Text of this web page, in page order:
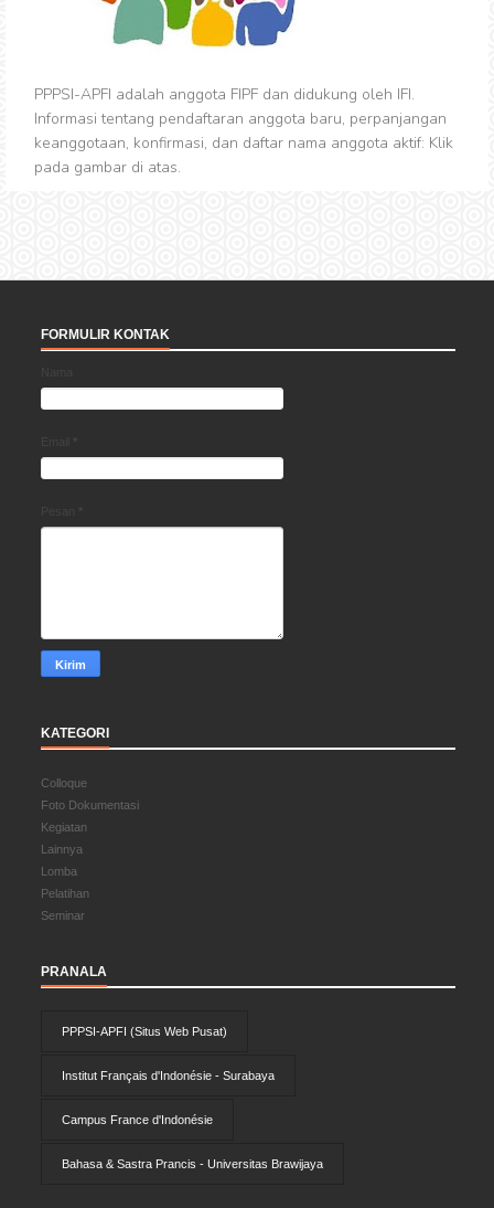
PPPSI-APFI adalah anggota FIPF dan didukung oleh IFI.
Informasi tentang pendaftaran anggota baru, perpanjangan
keanggotaan, konfirmasi, dan daftar nama anggota aktif: Klik
pada gambar di atas.
FORMULIR KONTAK
KATEGORI
Colloque
Foto Dokumentasi
Kegiatan
Lainnya
Lomba
Pelatihan
Seminar
PRANALA
PPPSI-APFI (Situs Web Pusat)
Institut Français d'Indonésie - Surabaya
Campus France d'Indonésie
Bahasa & Sastra Prancis - Universitas Brawijaya